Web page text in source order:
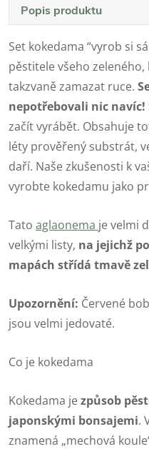
Popis produktu
Set kokedama “vyrob si
pěstitele všeho
takzvaně zamazat ruce.
nepotřebovali nic navíc!
začít vyrábět. Obsahuje
léty prověřený substrát,
daří. Naše zkušenosti k
vyrobte kokedamu jako
Tato aglaonema je velmi
velkými listy, na jejichž
mapách střídá tmavě
Upozornění: Červené
jsou velmi jedovaté.
Co je kokedama
Kokedama jezpůsob
japonskými bonsajemi.
znamená „mechová